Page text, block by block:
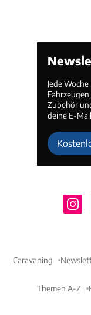
Jede
Zubehör
deine E-
Caravaning
Themen A-Z